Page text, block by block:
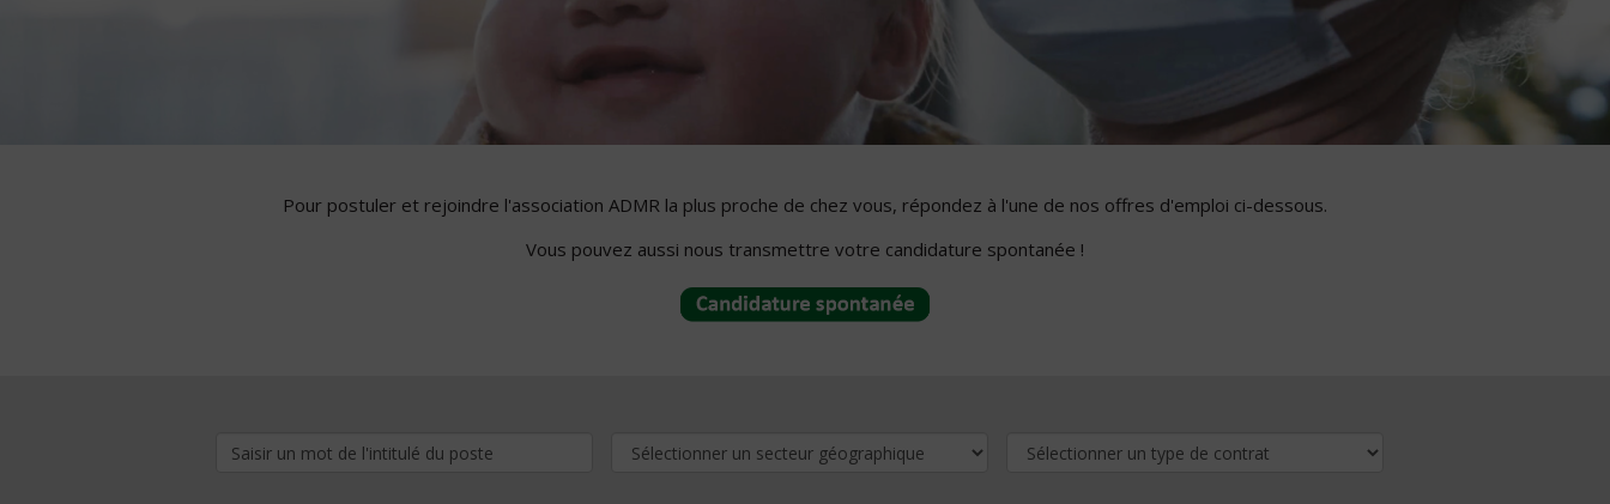
Pour postuler et rejoindre l'association ADMR la plus proche de chez vous, répondez à l'une de nos offres d'emploi ci-dessous.
Vous pouvez aussi nous transmettre votre candidature spontanée !